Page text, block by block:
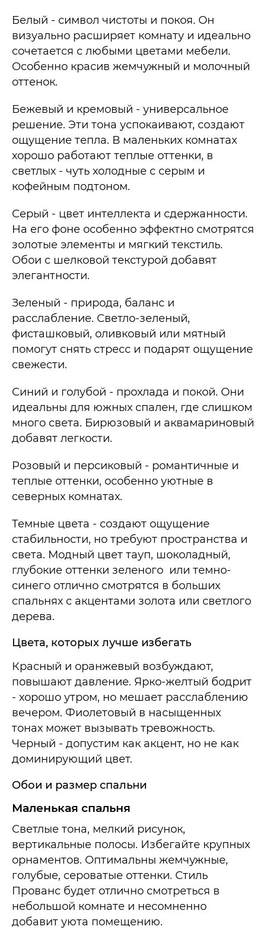
Белый - символ чистоты и покоя. Он
визуально расширяет комнату и идеально
сочетается с любыми цветами мебели.
Особенно красив жемчужный и молочный
оттенок.
Бежевый и кремовый - универсальное
решение. Эти тона успокаивают, создают
ощущение тепла. В маленьких комнатах
хорошо работают теплые оттенки, в
светлых - чуть холодные с серым и
кофейным подтоном.
Серый - цвет интеллекта и сдержанности.
На его фоне особенно эффектно смотрятся
золотые элементы и мягкий текстиль.
Обои с шелковой текстурой добавят
элегантности.
Зеленый - природа, баланс и
расслабление. Светло-зеленый,
фисташковый, оливковый или мятный
помогут снять стресс и подарят ощущение
свежести.
Синий и голубой - прохлада и покой. Они
идеальны для южных спален, где слишком
много света. Бирюзовый и аквамариновый
добавят легкости.
Розовый и персиковый - романтичные и
теплые оттенки, особенно уютные в
северных комнатах.
Темные цвета - создают ощущение
стабильности, но требуют пространства и
света. Модный цвет тауп, шоколадный,
глубокие оттенки зеленого или темно-
синего отлично смотрятся в больших
спальнях с акцентами золота или светлого
дерева.
Цвета, которых лучше избегать
Красный и оранжевый возбуждают,
повышают давление. Ярко-желтый бодрит
- хорошо утром, но мешает расслаблению
вечером. Фиолетовый в насыщенных
тонах может вызывать тревожность.
Черный - допустим как акцент, но не как
доминирующий цвет.
Обои и размер спальни
Маленькая спальня
Светлые тона, мелкий рисунок,
вертикальные полосы. Избегайте крупных
орнаментов. Оптимальны жемчужные,
голубые, сероватые оттенки. Стиль
Прованс будет отлично смотреться в
небольшой комнате и несомненно
добавит уюта помещению.